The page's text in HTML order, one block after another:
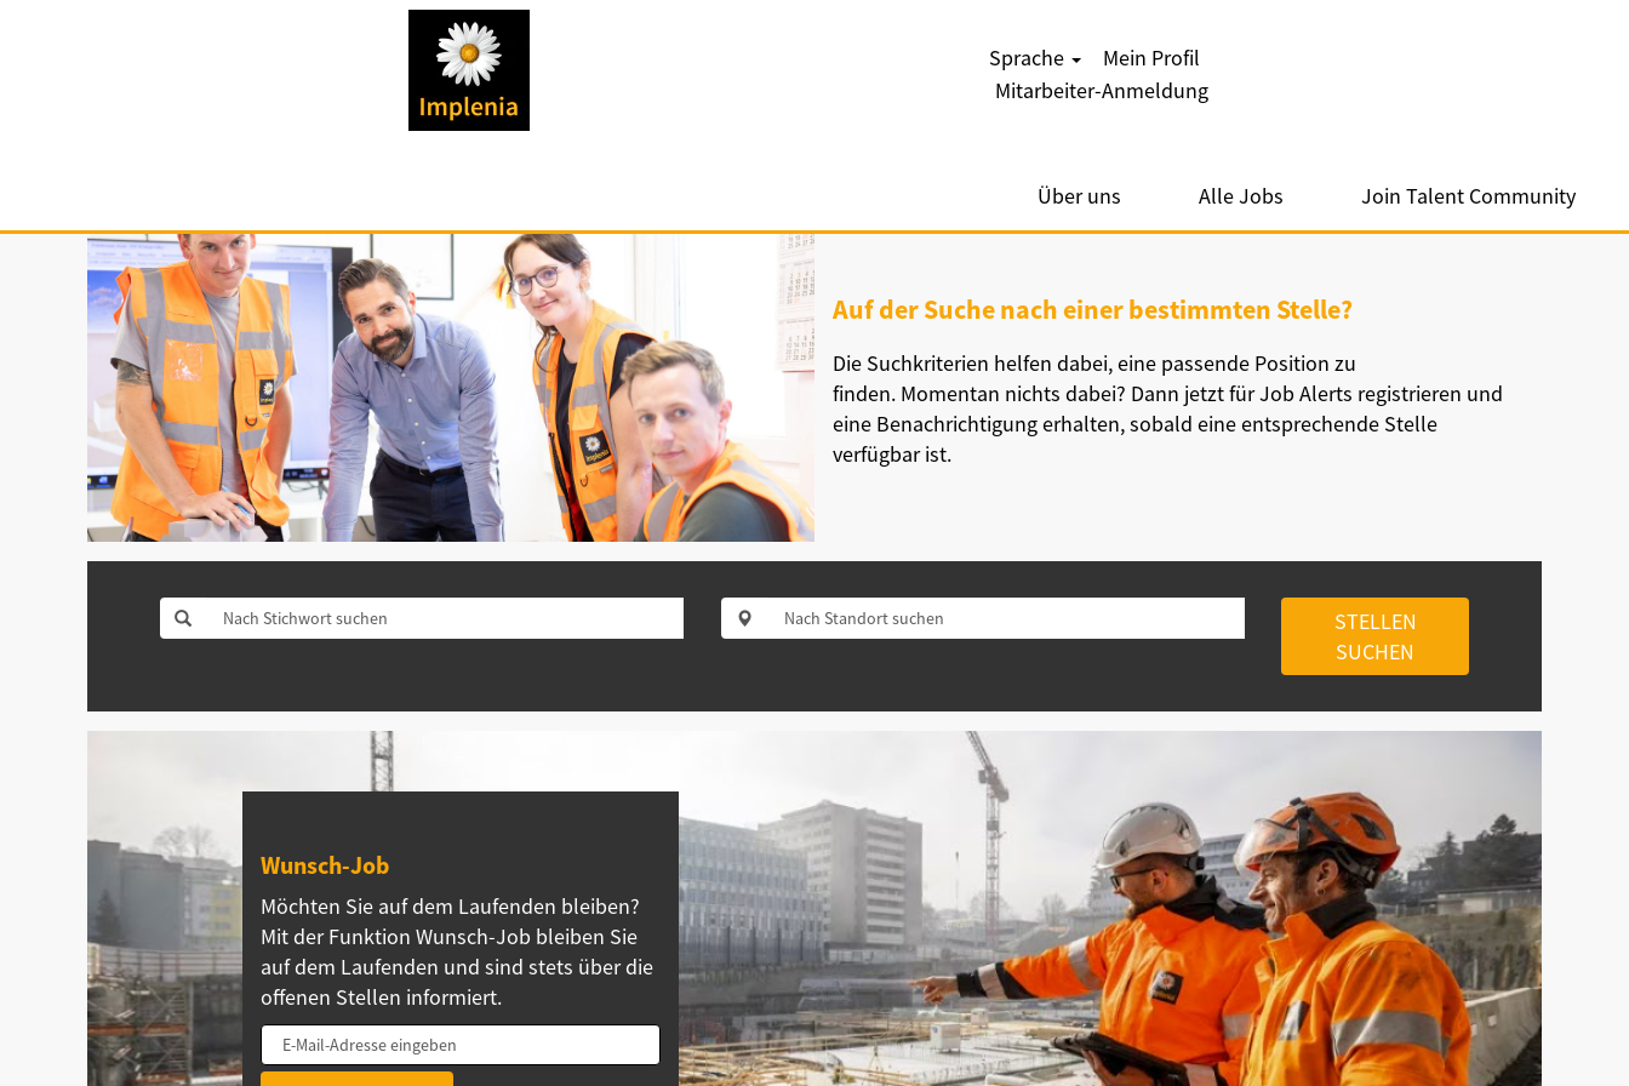
Sprache
Mein Profil
Mitarbeiter-Anmeldung
Über uns Alle Jobs Join Talent Community
Auf der Suche nach einer bestimmten Stelle?
Die Suchkriterien helfen dabei, eine passende Position zu
finden. Momentan nichts dabei? Dann jetzt für Job Alerts registrieren und
eine Benachrichtigung erhalten, sobald eine entsprechende Stelle
verfügbar ist.
STELLEN
SUCHEN
Wunsch-Job
Möchten Sie auf dem Laufenden bleiben?
Mit der Funktion Wunsch-Job bleiben Sie
auf dem Laufenden und sind stets über die
offenen Stellen informiert.